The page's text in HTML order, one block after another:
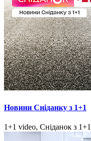
Новини Сніданку з 1+1
1+1 video, Сніданок з 1+1